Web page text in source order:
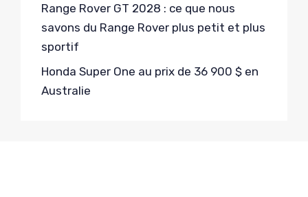
Range Rover GT 2028 : ce que nous
savons du Range Rover plus petit et plus
sportif
Honda Super One au prix de 36 900 $ en
Australie